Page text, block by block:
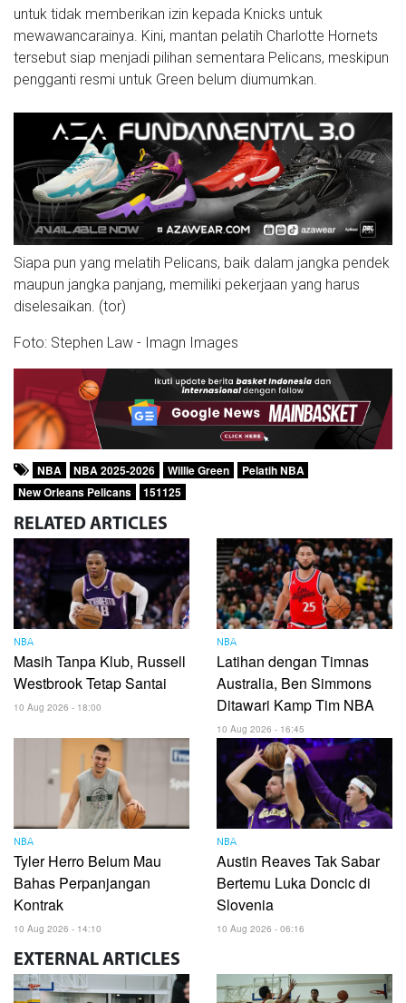
untuk tidak memberikan izin kepada Knicks untuk
mewawancarainya. Kini, mantan pelatih Charlotte Hornets
tersebut siap menjadi pilihan sementara Pelicans, meskipun
pengganti resmi untuk Green belum diumumkan.
Siapa pun yang melatih Pelicans, baik dalam jangka pendek
maupun jangka panjang, memiliki pekerjaan yang harus
diselesaikan. (tor)
Foto: Stephen Law - Imagn Images
NBA NBA 2025-2026 Willie Green
Pelatih NBA
New Orleans Pelicans
151125
RELATED ARTICLES
NBA
Masih Tanpa Klub, Russell
Westbrook Tetap Santai
10 Aug 2026 - 18:00
NBA
Latihan dengan Timnas
Australia, Ben Simmons
Ditawari Kamp Tim NBA
10 Aug 2026 - 16:45
NBA
Tyler Herro Belum Mau
Bahas Perpanjangan
Kontrak
10 Aug 2026 - 14:10
NBA
Austin Reaves Tak Sabar
Bertemu Luka Doncic di
Slovenia
10 Aug 2026 - 06:16
EXTERNAL ARTICLES